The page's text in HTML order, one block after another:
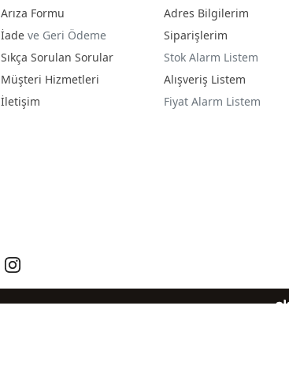
Arıza Formu
İade ve Geri Ödeme
Sıkça Sorulan Sorular
Müşteri Hizmetleri
İletişim
Adres Bilgilerim
Siparişlerim
Stok Alarm Listem
Alışveriş Listem
Fiyat Alarm Listem